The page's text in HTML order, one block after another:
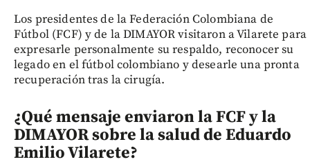
Los presidentes de la Federación Colombiana de
Fútbol (FCF) y de la DIMAYOR visitaron a Vilarete para
expresarle personalmente su respaldo, reconocer su
legado en el fútbol colombiano y desearle una pronta
recuperación tras la cirugía.
¿Qué mensaje enviaron la FCF y la
DIMAYOR sobre la salud de Eduardo
Emilio Vilarete?